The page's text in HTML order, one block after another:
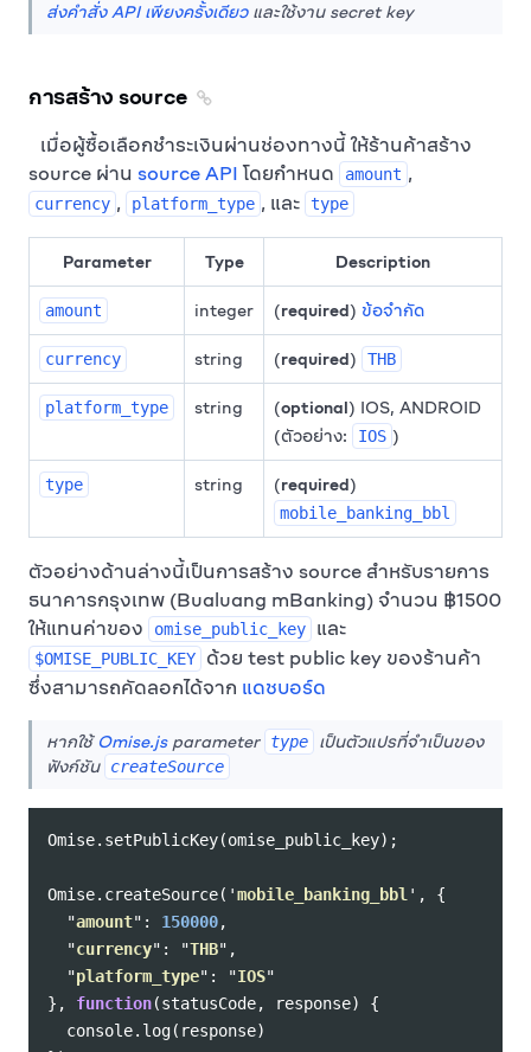
ส่งคำสั่ง API เพียงครั้งเดียวและใช้งาน secret key
การสร้าง source
เมื่อผู้ซื้อเลือกชำระเงินผ่านช่องทางนี้ ให้ร้านค้าสร้าง
source ผ่าน source API โดยกำหนด amount ,
currency , platform_type , และ type
Parameter Type Description
amount integer (required) ข้อจำกัด
currency string (required) THB
platform_type string (optional) IOS, ANDROID
(ตัวอย่าง:
IOS )
type string (required)
mobile_banking_bbl
ตัวอย่างด้านล่างนี้เป็นการสร้าง source สำหรับรายการ
ธนาคารกรุงเทพ (Bualuang mBanking) จำนวน ฿1500
ให้แทนค่าของ
omise_public_key และ
$OMISE_PUBLIC_KEY
ด้วย test public key ของร้านค้า
ซึ่งสามารถคัดลอกได้จาก แดชบอร์ด
หากใช้ Omise.js parameter type
เป็นตัวแปรที่จำเป็นของ
ฟังก์ชัน createSource
Omise. setPublicKey(omise_public_key);
Omise. createSource( 'mobile_banking_bbl ' ,
{
"amount" : 150000,
"currency" : "THB" ,
"platform_type" : "IOS"
},
function(statusCode, response)
{
console. log( response)